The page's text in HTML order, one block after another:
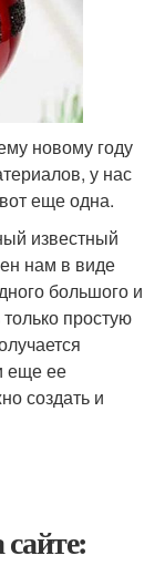
новому году
у нас
еще одна.
известный
нам в виде
большого и
простую
еще ее
создать и